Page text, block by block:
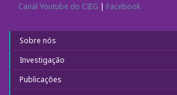
Canal Youtube do CIEG | Facebook
Sobre nós
Investigação
Publicações